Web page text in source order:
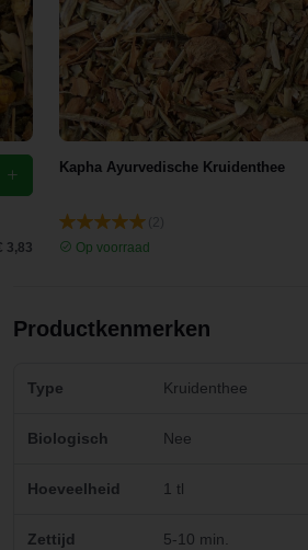
3,83
Kapha Ayurvedische Kruidenthee
Op voorraad
Productkenmerken
Type Kruidenthee
Biologisch Nee
Hoeveelheid 1 tl
Zettijd 5-10 min.